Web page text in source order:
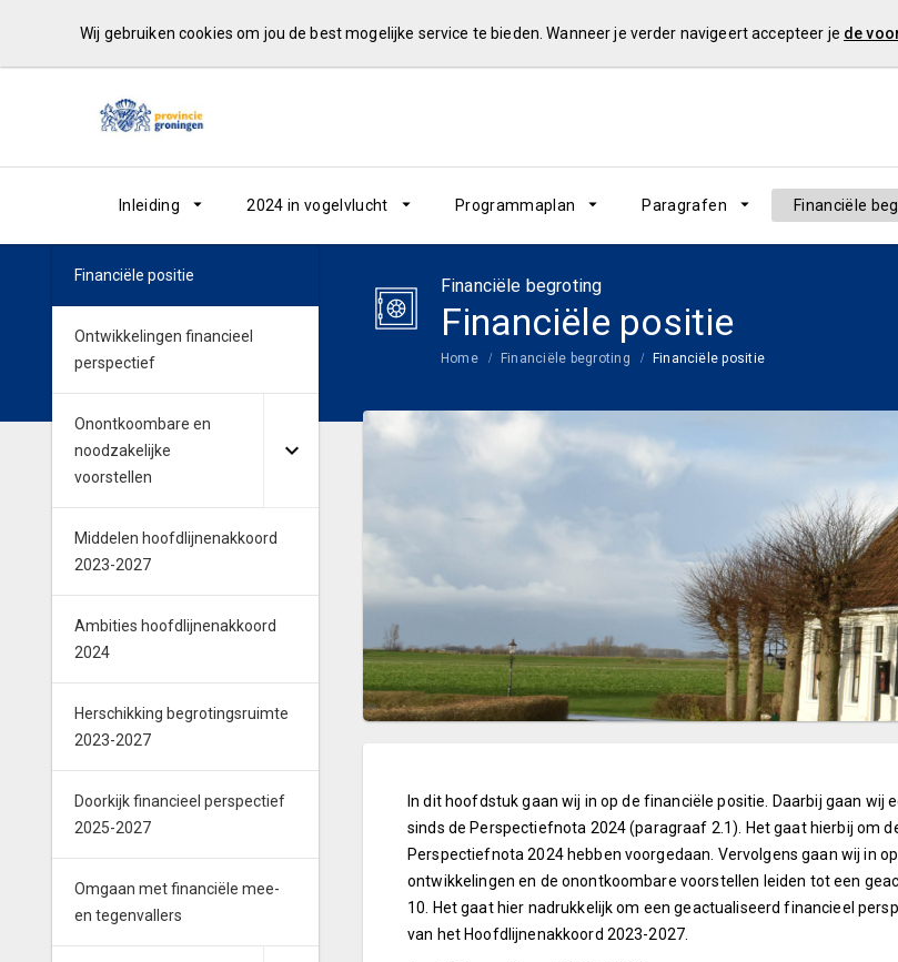
Wij gebruiken cookies om jou de best mogelijke service te bieden. Wanneer je verder navigeert accepteer je de
Inleiding 2024 in vogelvlucht Programmaplan Paragrafen Financiële
Financiële begroting
Financiële positie
Home Financiële begroting Financiële positie
Financiële positie
Ontwikkelingen financieel
perspectief
Onontkoombare en
noodzakelijke
voorstellen
Middelen hoofdlijnenakkoord
2023-2027
Ambities hoofdlijnenakkoord
2024
Herschikking begrotingsruimte
2023-2027
Doorkijk financieel perspectief
2025-2027
Omgaan met financiële mee-
en tegenvallers
In dit hoofdstuk gaan wij in op de financiële positie. Daarbij gaan
sinds de Perspectiefnota 2024 (paragraaf 2.1). Het gaat hierbij om
Perspectiefnota 2024 hebben voorgedaan. Vervolgens gaan wij in
ontwikkelingen en de onontkoombare voorstellen leiden tot een
10. Het gaat hier nadrukkelijk om een geactualiseerd financieel
van het Hoofdlijnenakkoord 2023-2027.